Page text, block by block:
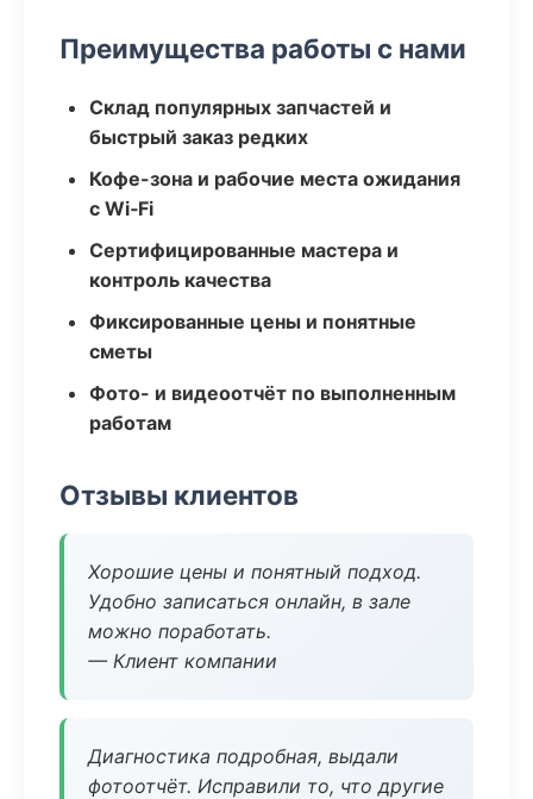
Преимущества работы с нами
Склад популярных запчастей и
быстрый заказ редких
Кофе-зона и рабочие места ожидания
с Wi‑Fi
Сертифицированные мастера и
контроль качества
Фиксированные цены и понятные
сметы
Фото- и видеоотчёт по выполненным
работам
Отзывы клиентов
Хорошие цены и понятный подход.
Удобно записаться онлайн, в зале
можно поработать.
— Клиент компании
Диагностика подробная, выдали
фотоотчёт. Исправили то, что другие